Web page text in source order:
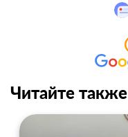
Читайте также